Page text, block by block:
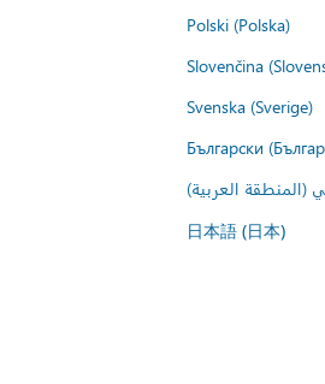
Polski (Polska)
Slovenčina
Svenska (Sverige)
Български
(المنطقة العربية)
日本語 (日本)